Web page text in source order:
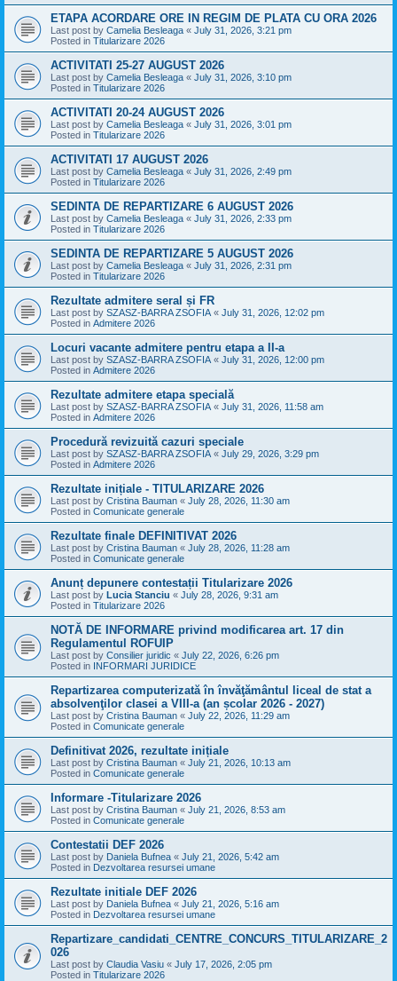
ETAPA ACORDARE ORE IN REGIM DE PLATA CU ORA 2026
Last post by Camelia Besleaga « July 31, 2026, 3:21 pm
Posted in Titularizare 2026
ACTIVITATI 25-27 AUGUST 2026
Last post by Camelia Besleaga « July 31, 2026, 3:10 pm
Posted in Titularizare 2026
ACTIVITATI 20-24 AUGUST 2026
Last post by Camelia Besleaga « July 31, 2026, 3:01 pm
Posted in Titularizare 2026
ACTIVITATI 17 AUGUST 2026
Last post by Camelia Besleaga « July 31, 2026, 2:49 pm
Posted in Titularizare 2026
SEDINTA DE REPARTIZARE 6 AUGUST 2026
Last post by Camelia Besleaga « July 31, 2026, 2:33 pm
Posted in Titularizare 2026
SEDINTA DE REPARTIZARE 5 AUGUST 2026
Last post by Camelia Besleaga « July 31, 2026, 2:31 pm
Posted in Titularizare 2026
Rezultate admitere seral și FR
Last post by SZASZ-BARRA ZSOFIA « July 31, 2026, 12:02 pm
Posted in Admitere 2026
Locuri vacante admitere pentru etapa a II-a
Last post by SZASZ-BARRA ZSOFIA « July 31, 2026, 12:00 pm
Posted in Admitere 2026
Rezultate admitere etapa specială
Last post by SZASZ-BARRA ZSOFIA « July 31, 2026, 11:58 am
Posted in Admitere 2026
Procedură revizuită cazuri speciale
Last post by SZASZ-BARRA ZSOFIA « July 29, 2026, 3:29 pm
Posted in Admitere 2026
Rezultate inițiale - TITULARIZARE 2026
Last post by Cristina Bauman « July 28, 2026, 11:30 am
Posted in Comunicate generale
Rezultate finale DEFINITIVAT 2026
Last post by Cristina Bauman « July 28, 2026, 11:28 am
Posted in Comunicate generale
Anunț depunere contestații Titularizare 2026
Last post by Lucia Stanciu « July 28, 2026, 9:31 am
Posted in Titularizare 2026
NOTĂ DE INFORMARE privind modificarea art. 17 din
Regulamentul ROFUIP
Last post by Consilier juridic « July 22, 2026, 6:26 pm
Posted in INFORMARI JURIDICE
Repartizarea computerizată în învăţământul liceal de stat a
absolvenţilor clasei a VIII-a (an școlar 2026 - 2027)
Last post by Cristina Bauman « July 22, 2026, 11:29 am
Posted in Comunicate generale
Definitivat 2026, rezultate inițiale
Last post by Cristina Bauman « July 21, 2026, 10:13 am
Posted in Comunicate generale
Informare -Titularizare 2026
Last post by Cristina Bauman « July 21, 2026, 8:53 am
Posted in Comunicate generale
Contestatii DEF 2026
Last post by Daniela Bufnea « July 21, 2026, 5:42 am
Posted in Dezvoltarea resursei umane
Rezultate initiale DEF 2026
Last post by Daniela Bufnea « July 21, 2026, 5:16 am
Posted in Dezvoltarea resursei umane
Repartizare_candidati_CENTRE_CONCURS_TITULARIZARE_2
026
Last post by Claudia Vasiu « July 17, 2026, 2:05 pm
Posted in Titularizare 2026